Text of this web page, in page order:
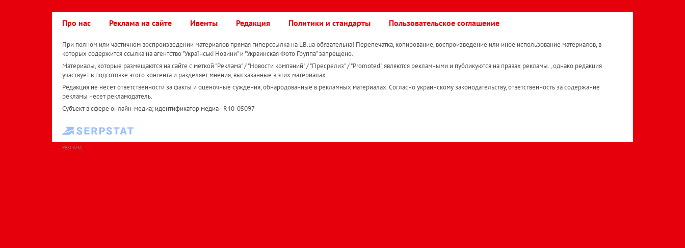
Про нас Реклама на сайте Ивенты Редакция Политики и стандарты Пользовательское соглашение
При полном или частичном воспроизведении материалов прямая гиперссылка на LB.ua обязательна! Перепечатка, копирование, воспроизведение или иное использование материалов, в
которых содержится ссылка на агентство "Українськi Новини" и "Украинская Фото Группа" запрещено.
Материалы, которые размещаются на сайте с меткой "Реклама" / "Новости компаний" / "Пресрелиз" / "Promoted", являются рекламными и публикуются на правах рекламы. , однако редакция
участвует в подготовке этого контента и разделяет мнения, высказанные в этих материалах.
Редакция не несет ответственности за факты и оценочные суждения, обнародованные в рекламных материалах. Согласно украинскому законодательству, ответственность за содержание
рекламы несет рекламодатель.
Субъект в сфере онлайн-медиа; идентификатор медиа - R40-05097
РЕКЛАМА